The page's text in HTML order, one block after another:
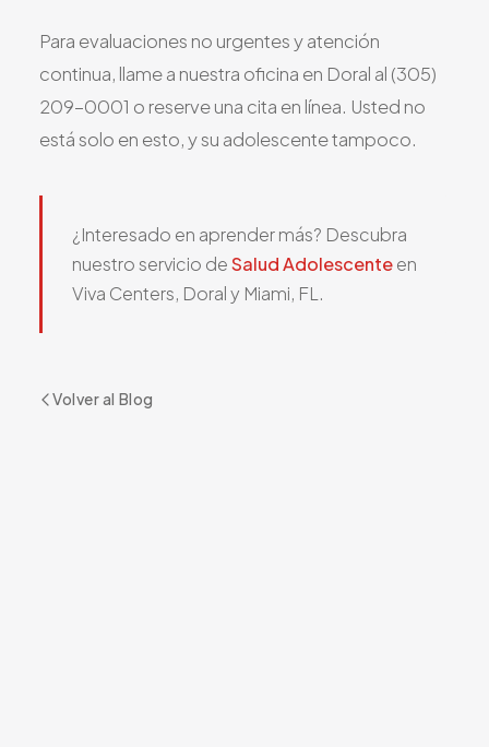
Para evaluaciones no urgentes y atención
continua, llame a nuestra oficina en Doral al (305)
209-0001 o reserve una cita en línea. Usted no
está solo en esto, y su adolescente tampoco.
¿Interesado en aprender más? Descubra
nuestro servicio deSalud Adolescenteen
Viva Centers, Doral y Miami, FL.
Volver al Blog